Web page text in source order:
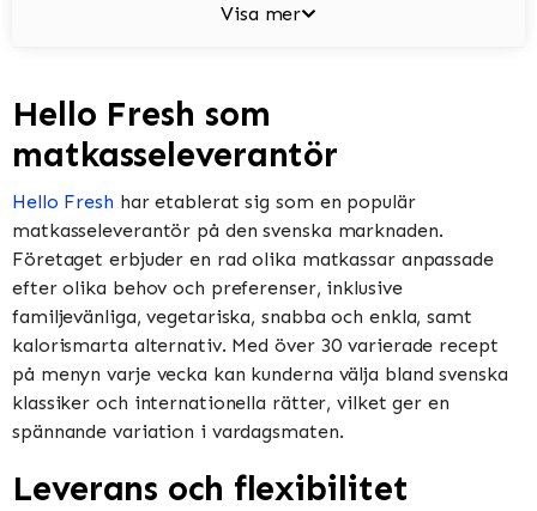
Visa mer
Hello Fresh som
matkasseleverantör
Hello Fresh har etablerat sig som en populär
matkasseleverantör på den svenska marknaden.
Företaget erbjuder en rad olika matkassar anpassade
efter olika behov och preferenser, inklusive
familjevänliga, vegetariska, snabba och enkla, samt
kalorismarta alternativ. Med över 30 varierade recept
på menyn varje vecka kan kunderna välja bland svenska
klassiker och internationella rätter, vilket ger en
spännande variation i vardagsmaten.
Leverans och flexibilitet